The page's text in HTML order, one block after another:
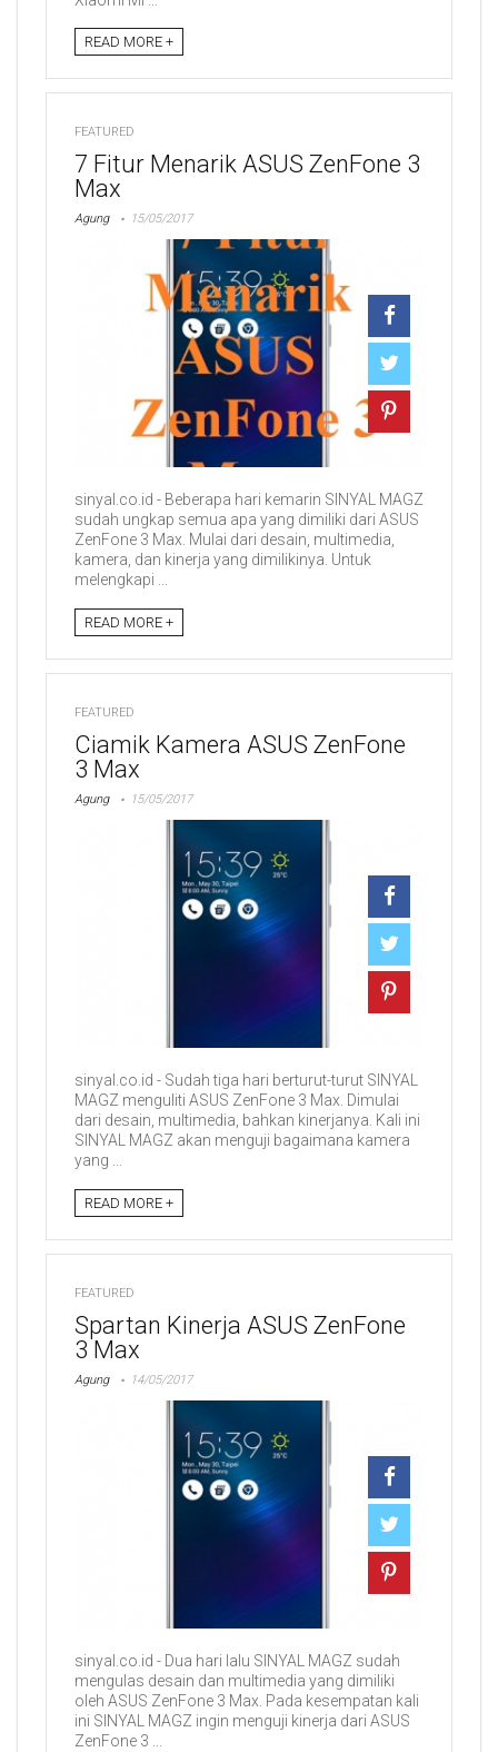
READ MORE +
FEATURED
7 Fitur Menarik ASUS ZenFone 3
Max
Agung 15/05/2017
sinyal.co.id - Beberapa hari kemarin SINYAL MAGZ
sudah ungkap semua apa yang dimiliki dari ASUS
ZenFone 3 Max. Mulai dari desain, multimedia,
kamera, dan kinerja yang dimilikinya. Untuk
melengkapi ...
READ MORE +
FEATURED
Ciamik Kamera ASUS ZenFone
3 Max
Agung 15/05/2017
sinyal.co.id - Sudah tiga hari berturut-turut SINYAL
MAGZ menguliti ASUS ZenFone 3 Max. Dimulai
dari desain, multimedia, bahkan kinerjanya. Kali ini
SINYAL MAGZ akan menguji bagaimana kamera
yang ...
READ MORE +
FEATURED
Spartan Kinerja ASUS ZenFone
3 Max
Agung 14/05/2017
sinyal.co.id - Dua hari lalu SINYAL MAGZ sudah
mengulas desain dan multimedia yang dimiliki
oleh ASUS ZenFone 3 Max. Pada kesempatan kali
ini SINYAL MAGZ ingin menguji kinerja dari ASUS
ZenFone 3 ...